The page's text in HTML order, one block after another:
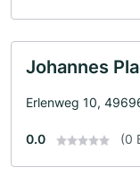
Johannes
Erlenweg 10,
0.0 (0